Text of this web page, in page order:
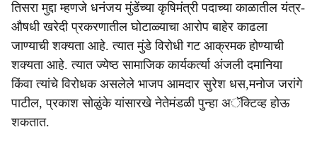
तिसरा मुद्दा म्हणजे धनंजय मुंडेंच्या कृषिमंत्री पदाच्या काळातील यंत्र-
औषधी खरेदी प्रकरणातील घोटाळ्याचा आरोप बाहेर काढला
जाण्याची शक्यता आहे. त्यात मुंडे विरोधी गट आक्रमक होण्याची
शक्यता आहे. त्यात ज्येष्ठ सामाजिक कार्यकर्त्या अंजली दमानिया
किंवा त्यांचे विरोधक असलेले भाजप आमदार सुरेश धस,मनोज जरांगे
पाटील, प्रकाश सोळुंके यांसारखे नेतेमंडळी पुन्हा अॅक्टिव्ह होऊ
शकतात.